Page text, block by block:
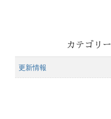
カテゴリー
更新情報